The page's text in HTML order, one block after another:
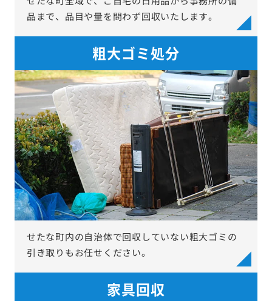
品まで、品目や量を問わず回収いたします。
粗大ゴミ処分
せたな町内の自治体で回収していない粗大ゴミの
引き取りもお任せください。
家具回収